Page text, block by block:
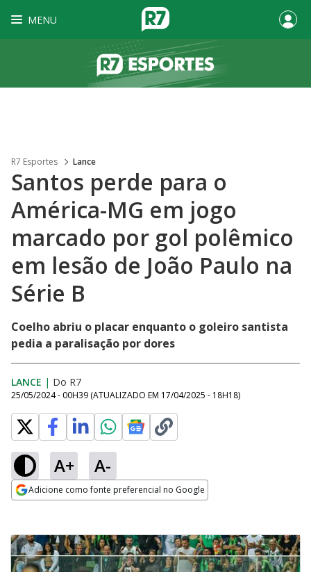
MENU
R7 Esportes Lance
Santos perde para o
América-MG em jogo
marcado por gol polêmico
em lesão de João Paulo na
Série B
Coelho abriu o placar enquanto o goleiro santista
pedia a paralisação por dores
LANCE | Do R7
25/05/2024 - 00H39 (ATUALIZADO EM 17/04/2025 - 18H18)
A+ A-
Adicione como fonte preferencial no Google